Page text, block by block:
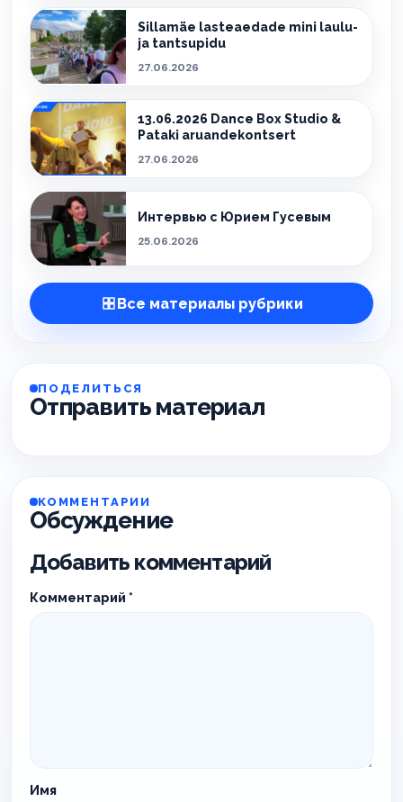
Sillamäe lasteaedade mini laulu-
ja tantsupidu
27.06.2026
13.06.2026 Dance Box Studio &
Pataki aruandekontsert
27.06.2026
Интервью с Юрием Гусевым
25.06.2026
Все материалы рубрики
ПОДЕЛИТЬСЯ
Отправить материал
КОММЕНТАРИИ
Обсуждение
Добавить комментарий
Комментарий *
Имя